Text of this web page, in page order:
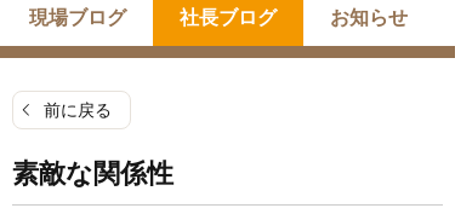
現場ブログ 社長ブログ お知らせ
前に戻る
素敵な関係性